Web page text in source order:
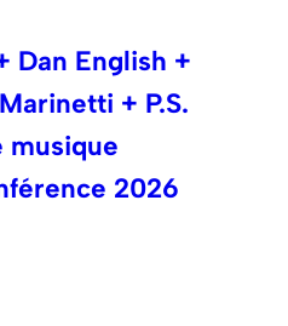
Dan English +
+ P.S.
musique
2026